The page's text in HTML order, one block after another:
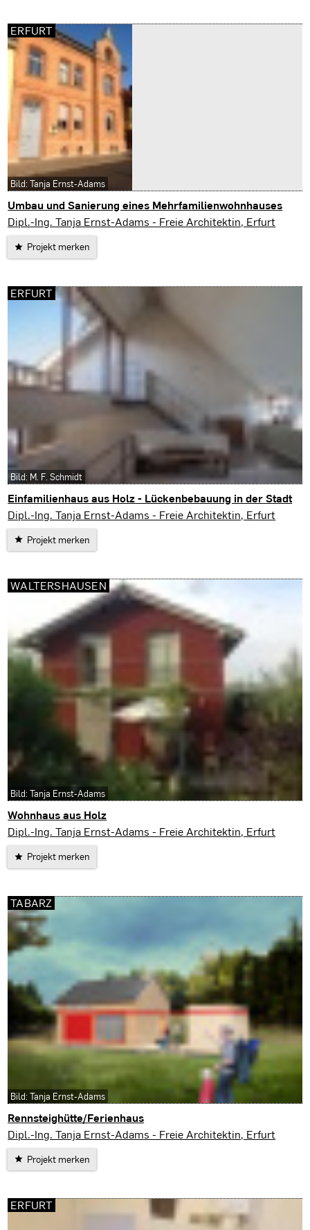
Umbau und Sanierung eines Mehrfamilienwohnhauses
Erfurt
Dipl.-Ing. Tanja Ernst-Adams - Freie Architektin, Erfurt
Projekt merken
ERFURT
Bild: Tanja Ernst-Adams
Einfamilienhaus aus Holz - Lückenbebauung in der Stadt
Erfurt
Dipl.-Ing. Tanja Ernst-Adams - Freie Architektin, Erfurt
Projekt merken
ERFURT
Bild: M. F. Schmidt
Wohnhaus aus Holz
Waltershausen
Dipl.-Ing. Tanja Ernst-Adams - Freie Architektin, Erfurt
Projekt merken
WALTERSHAUSEN
Bild: Tanja Ernst-Adams
Rennsteighütte/Ferienhaus
Tabarz
Dipl.-Ing. Tanja Ernst-Adams - Freie Architektin, Erfurt
Projekt merken
TABARZ
Bild: Tanja Ernst-Adams
ERFURT